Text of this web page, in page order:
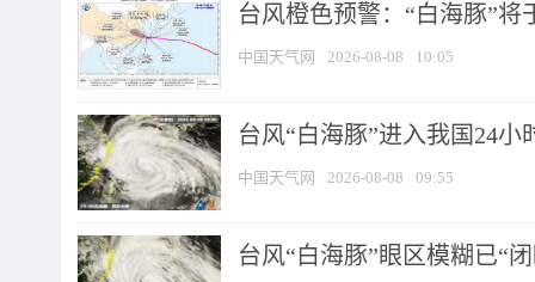
台风橙色预警：“白海豚”将
中国天气网 2026-08-08 10:05
台风“白海豚”进入我国24
中国天气网 2026-08-08 09:55
台风“白海豚”眼区模糊已“